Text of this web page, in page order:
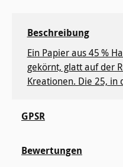
Beschreibung
Ein Papier aus 45 %
gekörnt, glatt auf der
Kreationen. Die 25, in
GPSR
Bewertungen